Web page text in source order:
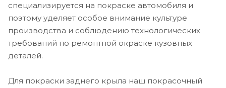
специализируется на покраске автомобиля и
поэтому уделяет особое внимание культуре
производства и соблюдению технологических
требований по ремонтной окраске кузовных
деталей.
Для покраски заднего крыла наш покрасочный